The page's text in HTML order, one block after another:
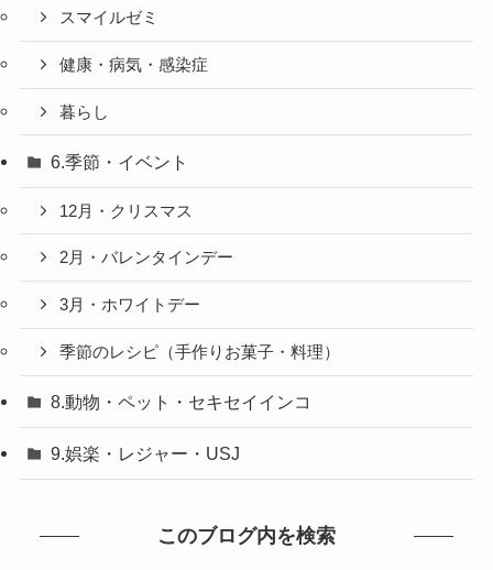
スマイルゼミ
健康・病気・感染症
暮らし
6.季節・イベント
12月・クリスマス
2月・バレンタインデー
3月・ホワイトデー
季節のレシピ（手作りお菓子・料理）
8.動物・ペット・セキセイインコ
9.娯楽・レジャー・USJ
このブログ内を検索